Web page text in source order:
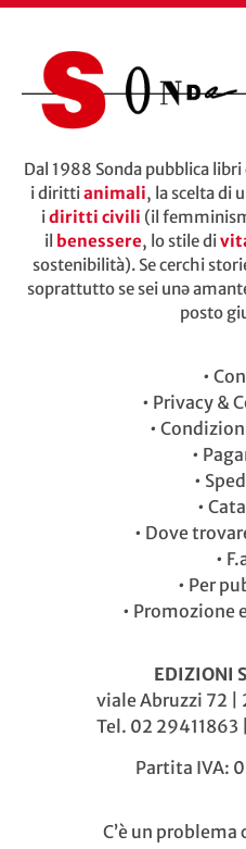
Dal 1988 Sonda pubblica
i dirittianimali, la scelta di
idiritti civili (il
il benessere, lo stile di
sostenibilità). Se cerchi
soprattutto se sei unə
posto
•
• Privacy &
•
•
•
•
• Dove
•
• Per
• Promozione
EDIZIONI
viale Abruzzi 72 |
Tel. 02 29411863 |
Partita IVA:
C’è un